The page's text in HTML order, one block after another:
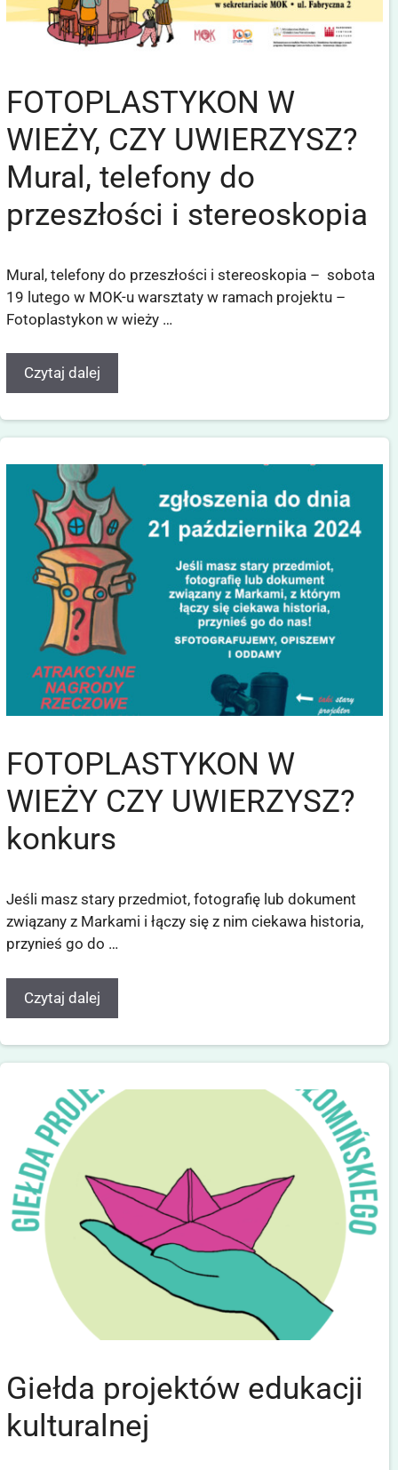
FOTOPLASTYKON W
WIEŻY, CZY UWIERZYSZ?
Mural, telefony do
przeszłości i stereoskopia
Mural, telefony do przeszłości i stereoskopia – sobota
19 lutego w MOK-u warsztaty w ramach projektu –
Fotoplastykon w wieży …
Czytaj dalej
FOTOPLASTYKON W
WIEŻY CZY UWIERZYSZ?
konkurs
Jeśli masz stary przedmiot, fotografię lub dokument
związany z Markami i łączy się z nim ciekawa historia,
przynieś go do …
Czytaj dalej
Giełda projektów edukacji
kulturalnej